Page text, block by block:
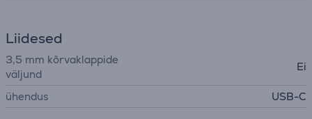
Liidesed
3,5 mm kõrvaklappide
väljund
Ei
ühendus USB-C